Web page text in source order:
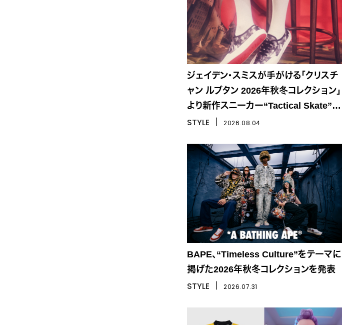
ジェイデン・スミスが手がける「クリスチ
ャン ルブタン 2026年秋冬コレクション」
より新作スニーカー“Tactical Skate”が
登場
STYLE 2026.08.04
BAPE、“Timeless Culture”をテーマに
掲げた2026年秋冬コレクションを発表
STYLE 2026.07.31